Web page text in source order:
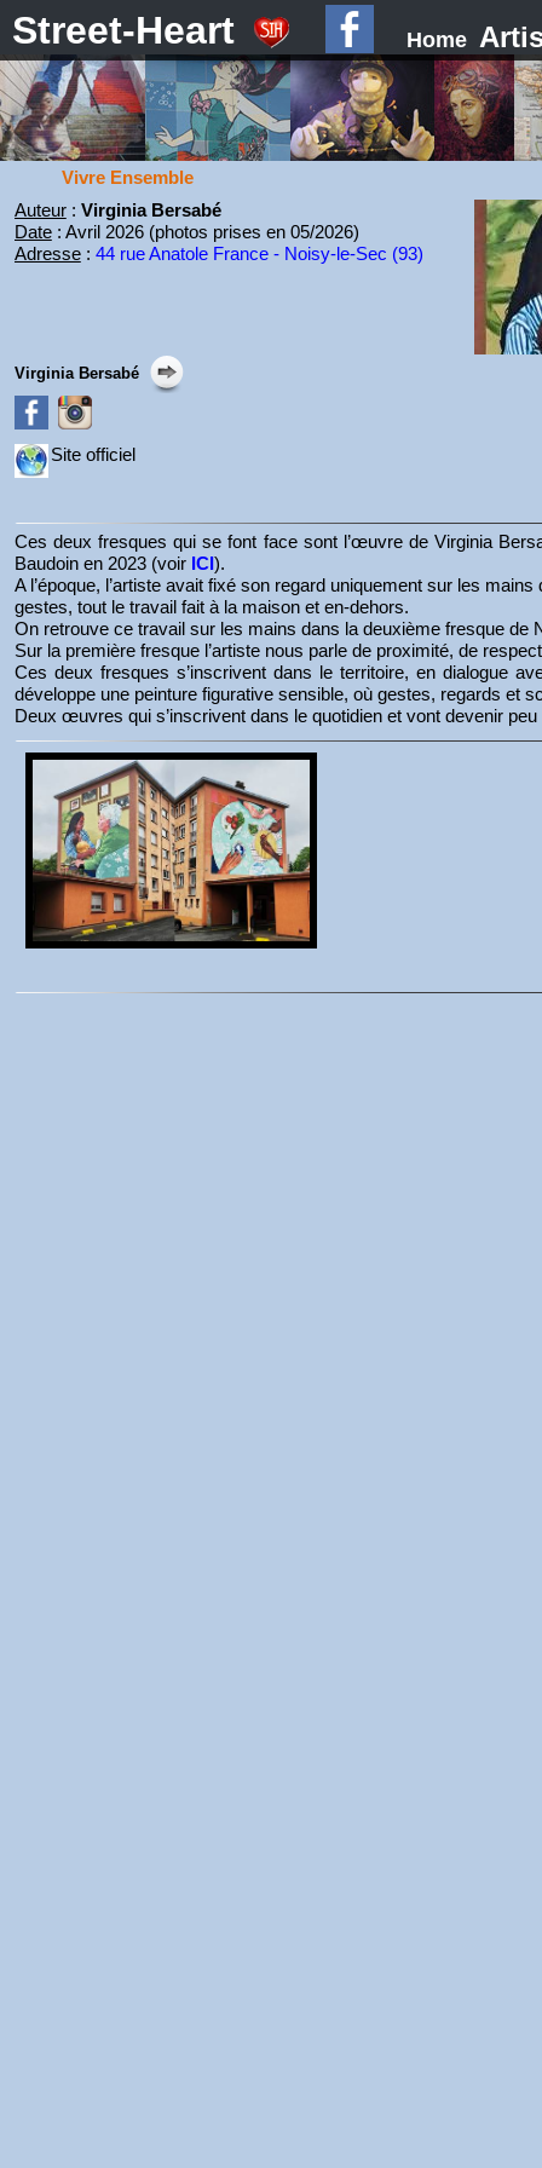
Street-Heart Home
Vivre Ensemble
Auteur: Virginia Bersabé
Date: Avril 2026 (photos prises en 05/2026)
Adresse: 44 rue Anatole France - Noisy-le-Sec (93)
Virginia Bersabé
Site officiel
Ces deux fresques qui se font face sont l’œuvre de Virginia
Baudoin en 2023 (voir ICI).
A l’époque, l’artiste avait fixé son regard uniquement sur les
gestes, tout le travail fait à la maison et en-dehors.
On retrouve ce travail sur les mains dans la deuxième fresque de
Sur la première fresque l’artiste nous parle de proximité, de
Ces deux fresques s’inscrivent dans le territoire, en dialogue
développe une peinture figurative sensible, où gestes, regards et
Deux œuvres qui s’inscrivent dans le quotidien et vont devenir